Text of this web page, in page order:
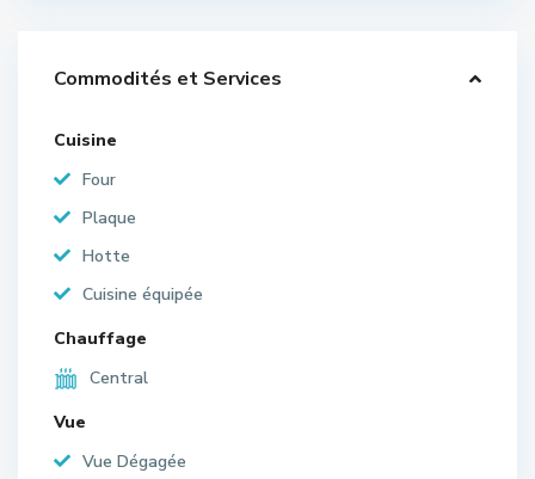
Commodités et Services
Cuisine
Four
Plaque
Hotte
Cuisine équipée
Chauffage
Central
Vue
Vue Dégagée